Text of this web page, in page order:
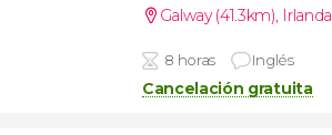
Galway (41.3km), Irlanda
8 horas Inglés
Cancelación gratuita